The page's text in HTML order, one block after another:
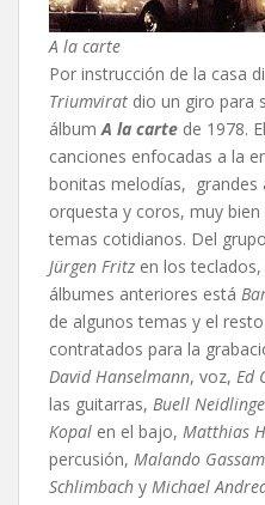
A la carte
Por instrucción de la casa
Triumvirat dio un giro para
álbum A la carte de 1978.
canciones enfocadas a la
bonitas melodías, grandes
orquesta y coros, muy
temas cotidianos. Del
Jürgen Fritz en los
álbumes anteriores está
de algunos temas y el
contratados para la
David Hanselmann, voz, Ed
las guitarras, Buell
Kopal en el bajo, Matthias
percusión, Malando
Schlimbach y Michael